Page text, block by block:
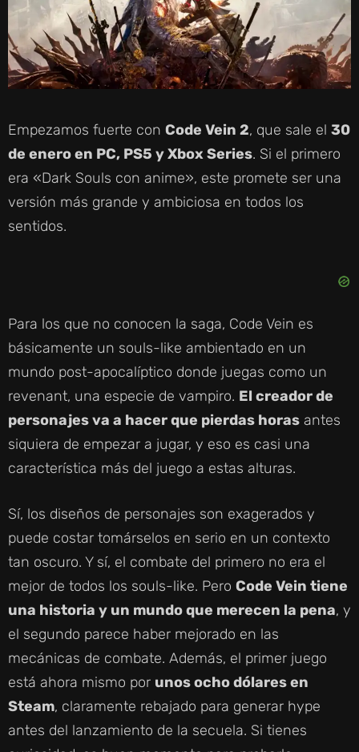
Empezamos fuerte con Code Vein 2, que sale el 30
de enero en PC, PS5 y Xbox Series. Si el primero
era «Dark Souls con anime», este promete ser una
versión más grande y ambiciosa en todos los
sentidos.
Para los que no conocen la saga, Code Vein es
básicamente un souls-like ambientado en un
mundo post-apocalíptico donde juegas como un
revenant, una especie de vampiro. El creador de
personajes va a hacer que pierdas horas antes
siquiera de empezar a jugar, y eso es casi una
característica más del juego a estas alturas.
Sí, los diseños de personajes son exagerados y
puede costar tomárselos en serio en un contexto
tan oscuro. Y sí, el combate del primero no era el
mejor de todos los souls-like. Pero Code Vein tiene
una historia y un mundo que merecen la pena, y
el segundo parece haber mejorado en las
mecánicas de combate. Además, el primer juego
está ahora mismo por unos ocho dólares en
Steam, claramente rebajado para generar hype
antes del lanzamiento de la secuela. Si tienes